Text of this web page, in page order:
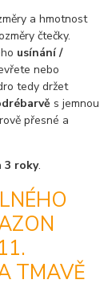
a hmotnost
čtečky.
usínání /
nebo
tedy držet
barvě s jemnou
přesné a
3 roky.
TMAVĚ